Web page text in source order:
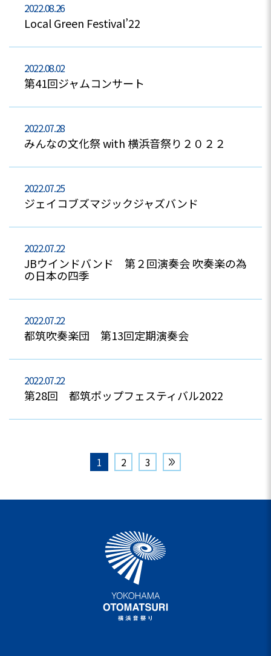
2022.08.26
Local Green Festival’22
2022.08.02
第41回ジャムコンサート
2022.07.28
みんなの文化祭 with 横浜音祭り２０２２
2022.07.25
ジェイコブズマジックジャズバンド
2022.07.22
JBウインドバンド 第２回演奏会 吹奏楽の為
の日本の四季
2022.07.22
都筑吹奏楽団 第13回定期演奏会
2022.07.22
第28回 都筑ポップフェスティバル2022
1 2 3